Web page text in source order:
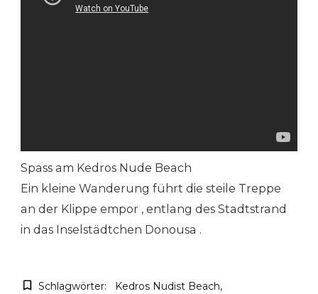
Spass am Kedros Nude Beach
Ein kleine Wanderung führt die steile Treppe
an der Klippe empor , entlang des Stadtstrand
in das Inselstädtchen Donousa .
Schlagwörter: Kedros Nudist Beach